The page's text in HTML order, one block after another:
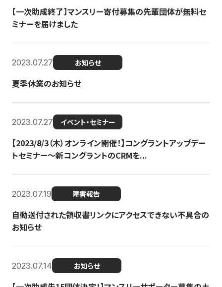
【一次助成終了】マンスリー寄付募集の先輩団体が無料セ
ミナーを届けました
2023.07.27 お知らせ
夏季休業のお知らせ
2023.07.27 イベント・セミナー
【2023/8/3（木）オンライン開催！】コングラントアップデー
トセミナー〜新コングラントのCRMを...
2023.07.19 障害報告
自動送付された領収書リンクにアクセスできない不具合の
お知らせ
2023.07.14 お知らせ